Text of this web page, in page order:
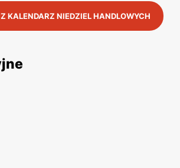
KALENDARZ NIEDZIEL HANDLOWYCH